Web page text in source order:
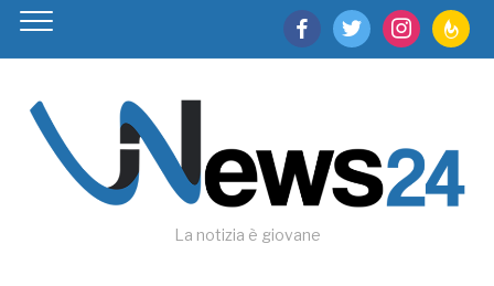
facebooktwitter instagram
La notizia è giovane